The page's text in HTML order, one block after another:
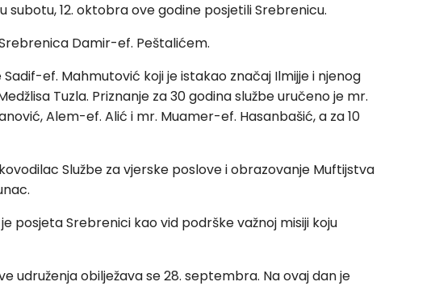
12. oktobra ove godine posjetili Srebrenicu.
Damir-ef. Peštalićem.
ef. Mahmutović koji je istakao značaj Ilmijje i njenog
Tuzla. Priznanje za 30 godina službe uručeno je mr.
Alem-ef. Alić i mr. Muamer-ef. Hasanbašić, a za 10
Službe za vjerske poslove i obrazovanje Muftijstva
posjeta Srebrenici kao vid podrške važnoj misiji koju
udruženja obilježava se 28. septembra. Na ovaj dan je